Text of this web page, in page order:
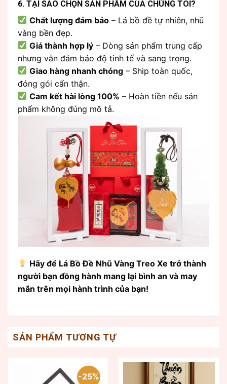
6. TẠI SAO CHỌN SẢN PHẨM CỦA CHÚNG TÔI?
Chất lượng đảm bảo – Lá bồ đề tự nhiên, nhũ
vàng bền đẹp.
Giá thành hợp lý – Dòng sản phẩm trung cấp
nhưng vẫn đảm bảo độ tinh tế và sang trọng.
Giao hàng nhanh chóng – Ship toàn quốc,
đóng gói cẩn thận.
Cam kết hài lòng 100% – Hoàn tiền nếu sản
phẩm không đúng mô tả.
Hãy để Lá Bồ Đề Nhũ Vàng Treo Xe trở thành
người bạn đồng hành mang lại bình an và may
mắn trên mọi hành trình của bạn!
SẢN PHẨM TƯƠNG TỰ
-25%